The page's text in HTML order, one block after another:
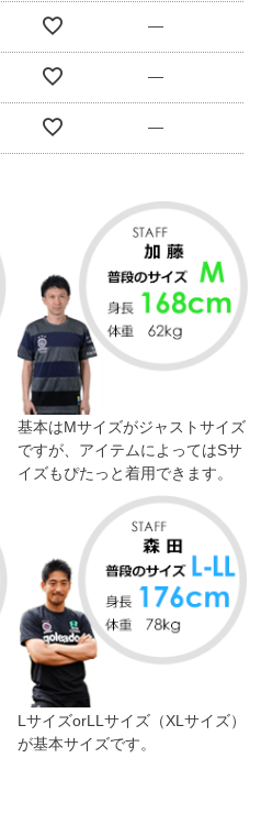
—
—
—
基本はMサイズがジャストサイズ
ですが、アイテムによってはSサ
イズもぴたっと着用できます。
LサイズorLLサイズ（XLサイズ）
が基本サイズです。